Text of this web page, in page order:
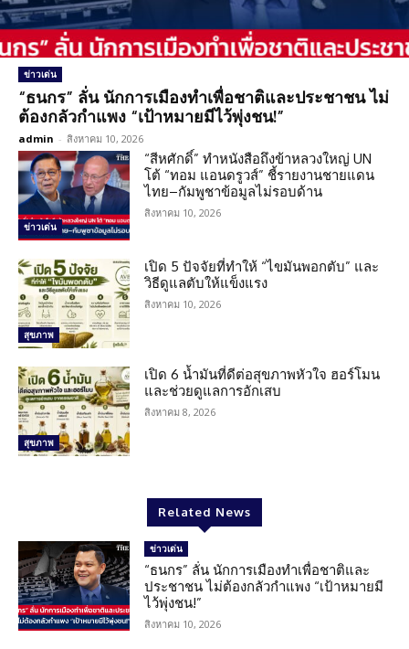
ข่าวเด่น
“ธนกร” ลั่น นักการเมืองทำเพื่อชาติและประชาชน ไม่
ต้องกลัวกำแพง “เป้าหมายมีไว้พุ่งชน!”
admin - สิงหาคม 10, 2026
ข่าวเด่น
“สีหศักดิ์” ทำหนังสือถึงข้าหลวงใหญ่ UN
โต้ “ทอม แอนดรูวส์” ชี้รายงานชายแดน
ไทย–กัมพูชาข้อมูลไม่รอบด้าน
สิงหาคม 10, 2026
สุขภาพ
เปิด 5 ปัจจัยที่ทำให้ “ไขมันพอกตับ” และ
วิธีดูแลตับให้แข็งแรง
สิงหาคม 10, 2026
สุขภาพ
เปิด 6 น้ำมันที่ดีต่อสุขภาพหัวใจ ฮอร์โมน
และช่วยดูแลการอักเสบ
สิงหาคม 8, 2026
Related News
ข่าวเด่น
“ธนกร” ลั่น นักการเมืองทำเพื่อชาติและ
ประชาชน ไม่ต้องกลัวกำแพง “เป้าหมายมี
ไว้พุ่งชน!”
สิงหาคม 10, 2026